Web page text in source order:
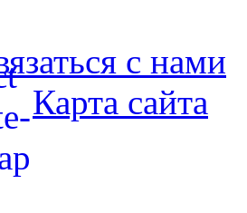
с нами
Карта сайта